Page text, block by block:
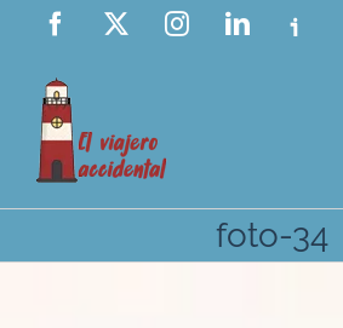
Saltar
contenido
Facebook InstagramLinkedIn
Ivoox
foto-34